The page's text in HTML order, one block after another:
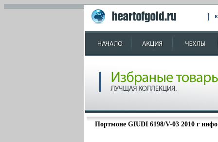
Портмоне GIUDI 6198/V-03 2010 г инфо